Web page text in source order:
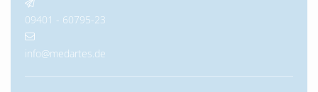
09401 - 60795-23
info@medartes.de